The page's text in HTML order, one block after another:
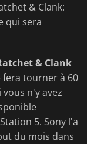
& Clank:
qui sera
& Clank
fera tourner à 60
vous n'y avez
5. Sony l'a
du mois dans